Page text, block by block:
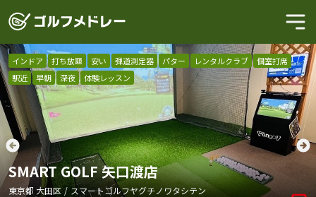
1/3
インドア 打ち放題 安い 弾道測定器 パター レンタルクラブ
個室打席
駅近
早朝 深夜 体験レッスン
SMART GOLF 矢口渡店
東京都 大田区 / スマートゴルフヤグチノワタシテン